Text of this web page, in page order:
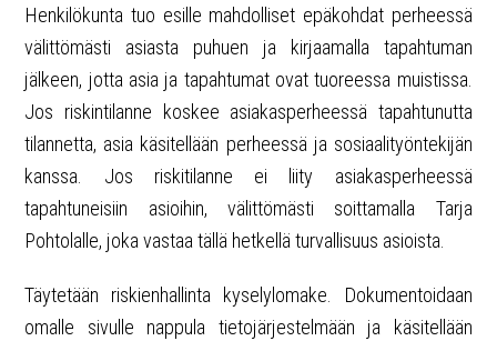
Henkilökunta tuo esille mahdolliset epäkohdat perheessä
välittömästi asiasta puhuen ja kirjaamalla tapahtuman
jälkeen, jotta asia ja tapahtumat ovat tuoreessa muistissa.
Jos riskintilanne koskee asiakasperheessä tapahtunutta
tilannetta, asia käsitellään perheessä ja sosiaalityöntekijän
kanssa. Jos riskitilanne ei liity asiakasperheessä
tapahtuneisiin asioihin, välittömästi soittamalla Tarja
Pohtolalle, joka vastaa tällä hetkellä turvallisuus asioista.
Täytetään riskienhallinta kyselylomake. Dokumentoidaan
omalle sivulle nappula tietojärjestelmään ja käsitellään